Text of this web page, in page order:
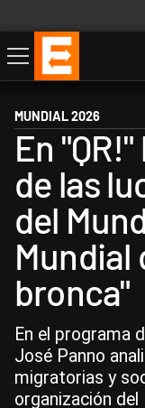
Economía
Política
Internacional
Actualidad
Descargá la App
MUNDIAL 2026
En
de las
del
Mundial
bronca"
En el programa
José Panno
migratorias y
organización